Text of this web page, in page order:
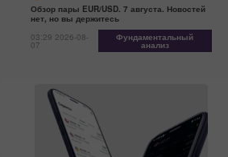
Обзор пары EUR/USD. 7 августа. Новостей
нет, но вы держитесь
03:29 2026-08-
07
Фундаментальный
анализ